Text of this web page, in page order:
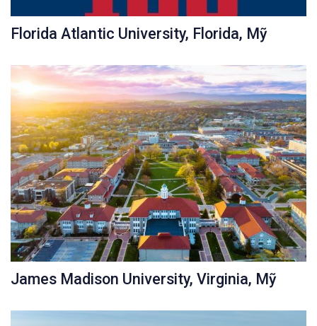
Florida Atlantic University, Florida, Mỹ
James Madison University, Virginia, Mỹ